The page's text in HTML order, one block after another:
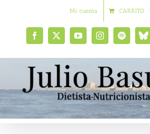
Mi cuenta CARRITO
Facebook
X YouTubeInstagramSpotify